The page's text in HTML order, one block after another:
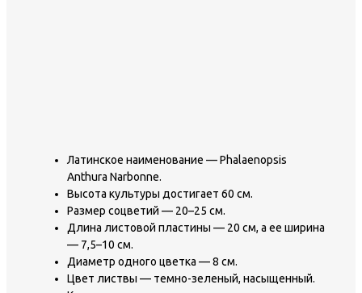
Латинское наименование — Phalaenopsis
Anthura Narbonne.
Высота культуры достигает 60 см.
Размер соцветий — 20–25 см.
Длина листовой пластины — 20 см, а ее ширина
— 7,5–10 см.
Диаметр одного цветка — 8 см.
Цвет листвы — темно-зеленый, насыщенный.